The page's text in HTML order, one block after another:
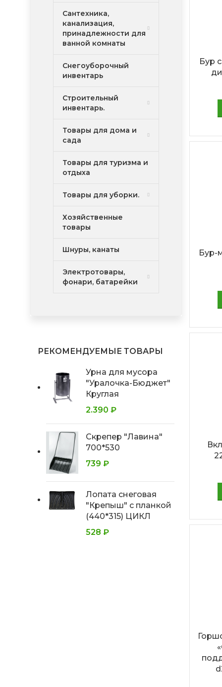
Сантехника,
канализация,
принадлежности для
ванной комнаты
Снегоуборочный
инвентарь
Строительный
инвентарь.
Товары для дома и
сада
Товары для туризма и
отдыха
Товары для уборки.
Хозяйственные
товары
Шнуры, канаты
Электротовары,
фонари, батарейки
РЕКОМЕНДУЕМЫЕ ТОВАРЫ
Урна для мусора
"Уралочка-Бюджет"
Круглая
2.390 ₽
Скрепер "Лавина"
700*530
739 ₽
Лопата снеговая
"Крепыш" с планкой
(440*315) ЦИКЛ
528 ₽
Бур
Бур-